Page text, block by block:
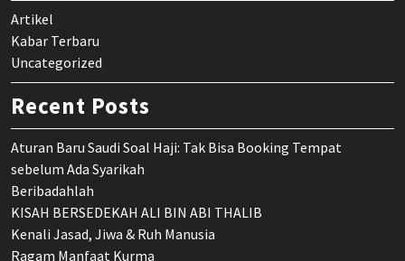
Artikel
Kabar Terbaru
Uncategorized
Recent Posts
Aturan Baru Saudi Soal Haji: Tak Bisa Booking Tempat
sebelum Ada Syarikah
Beribadahlah
KISAH BERSEDEKAH ALI BIN ABI THALIB
Kenali Jasad, Jiwa & Ruh Manusia
Ragam Manfaat Kurma